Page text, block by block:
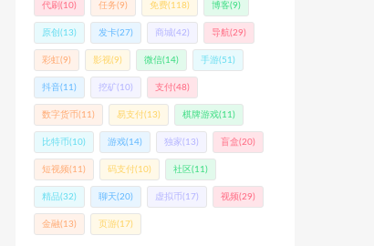
代刷 (10) 任务(9) 免费(118) 博客(9)
原创 (13) 发卡(27) 商城(42) 导航(29)
彩虹(9) 影视(9) 微信(14) 手游(51)
抖音(11) 挖矿(10) 支付(48)
数字货币(11) 易支付(13) 棋牌游戏(11)
比特币(10) 游戏(14) 独家(13) 盲盒(20)
短视频(11) 码支付(10) 社区(11)
精品(32) 聊天(20) 虚拟币(17) 视频(29)
金融(13) 页游(17)